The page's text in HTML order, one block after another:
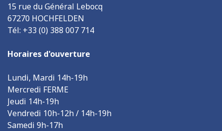
15 rue du Général Lebocq
67270 HOCHFELDEN
Tél: +33 (0) 388 007 714
Horaires d'ouverture
Lundi, Mardi 14h-19h
Mercredi FERME
Jeudi 14h-19h
Vendredi 10h-12h / 14h-19h
Samedi 9h-17h